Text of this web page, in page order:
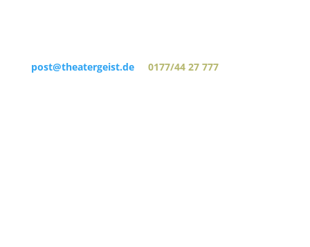
post@theatergeist.de0177/44 27 777